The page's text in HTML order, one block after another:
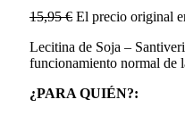
15,95€ El precio original
Lecitina de Soja –
funcionamiento normal de
¿PARA QUIÉN?: